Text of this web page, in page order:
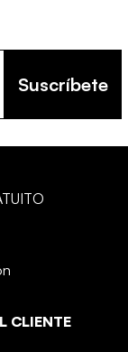
Suscríbete
CLIENTE